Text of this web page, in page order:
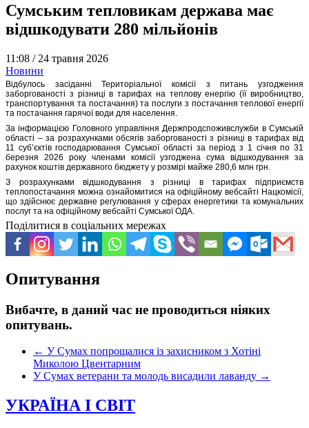
Сумським тепловикам держава має
відшкодувати 280 мільйонів
11:08 / 24 травня 2026
Новини
Відбулось засіданні Територіальної комісії з питань узгодження
заборгованості з різниці в тарифах на теплову енергію (її виробництво,
транспортування та постачання) та послуги з постачання теплової енергії
та постачання гарячої води для населення.
За інформацією Головного управління Держпродспоживслужби в Сумській
області – за розрахунками обсягів заборгованості з різниці в тарифах від
11 суб’єктів господарювання Сумської області за період з 1 січня по 31
березня 2026 року членами комісії узгоджена сума відшкодування за
рахунок коштів державного бюджету у розмірі майже 280,6 млн грн.
З розрахунками відшкодування з різниці в тарифах підприємств
теплопостачання можна ознайомитися на офіційному вебсайті Нацкомісії,
що здійснює державне регулювання у сферах енергетики та комунальних
послуг та на офіційному вебсайті Сумської ОДА.
Поділитися в соціальних мережах
Опитування
Вибачте, в даний час не проводиться ніяких
опитувань.
← У Сумах попрощалися із захисником з Хотіні
Миколою Цвентарним
У Сумах ветерани та молодь висадили лаванду →
УКРАЇНА І СВІТ